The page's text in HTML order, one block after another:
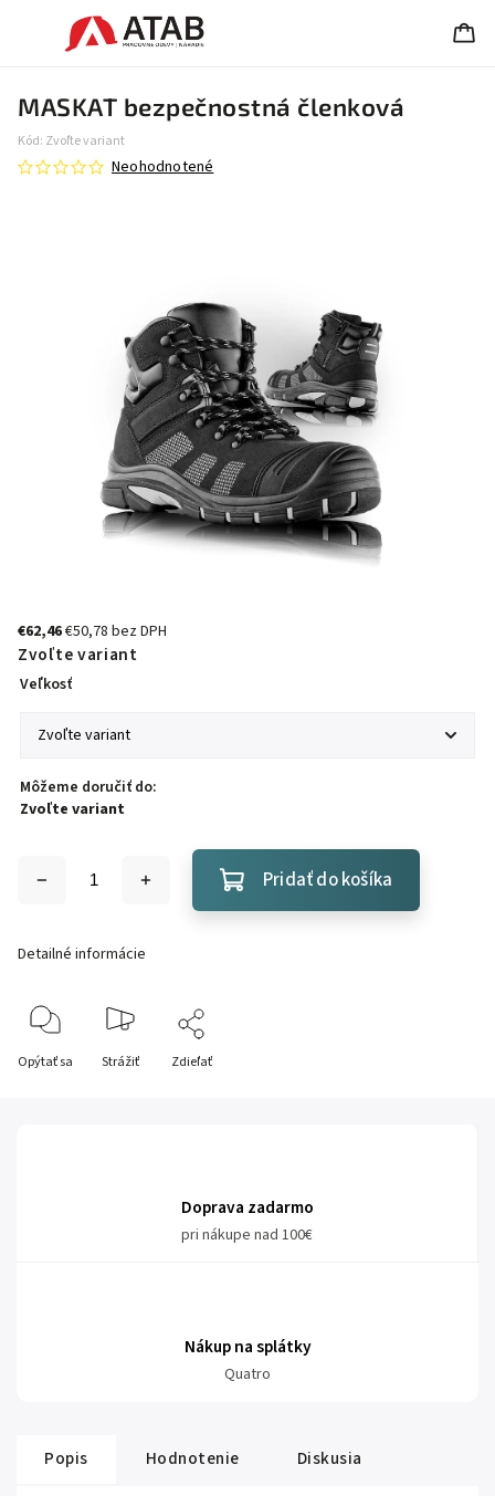
MASKAT bezpečnostná členková
Kód: Zvoľte variant
Neohodnotené
€62,46€50,78 bez DPH
Zvoľte variant
Veľkosť
Môžeme doručiť do:
Zvoľte variant
Pridať do košíka
Detailné informácie
Opýtať sa Strážiť Zdieľať
Doprava zadarmo
pri nákupe nad 100€
Nákup na splátky
Quatro
Popis Hodnotenie Diskusia